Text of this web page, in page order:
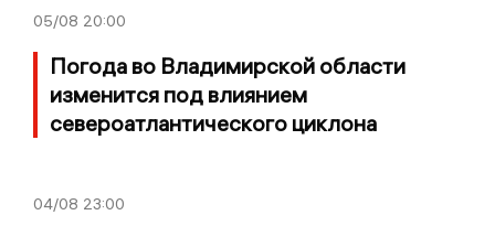
05/08 20:00
Погода во Владимирской области
изменится под влиянием
североатлантического циклона
04/08 23:00